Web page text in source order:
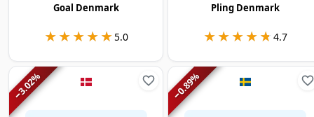
Goal Denmark
★★★★★
★★★★★5.0
Pling Denmark
★★★★★
★★★★★ 4.7
−
3.02
%
−
0.89
%